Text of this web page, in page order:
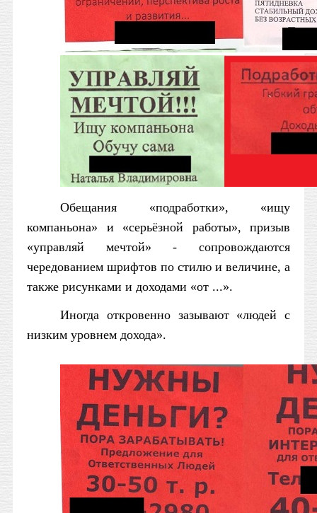
Обещания «подработки», «ищу
компаньона» и «серьёзной работы», призыв
«управляй мечтой» - сопровождаются
чередованием шрифтов по стилю и величине, а
также рисунками и доходами «от ...».
Иногда откровенно зазывают «людей с
низким уровнем дохода».